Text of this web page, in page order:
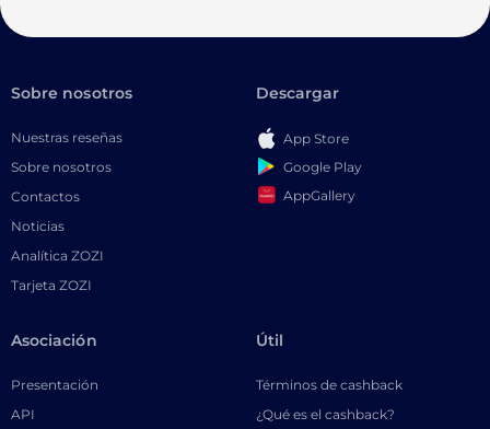
Sobre nosotros
Nuestras reseñas
Sobre nosotros
Contactos
Noticias
Analítica ZOZI
Tarjeta ZOZI
Descargar
App Store
Google Play
AppGallery
Asociación
Presentación
API
Útil
Términos de cashback
¿Qué es el cashback?